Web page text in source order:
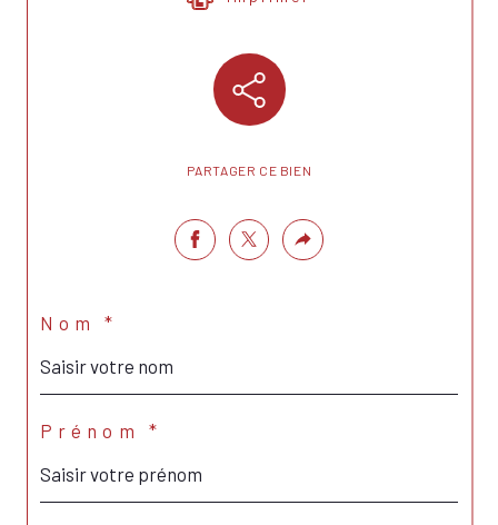
PARTAGER CE BIEN
Nom *
Prénom *